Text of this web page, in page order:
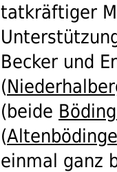
tatkräftiger
Becker und
(
(beide
(
einmal ganz